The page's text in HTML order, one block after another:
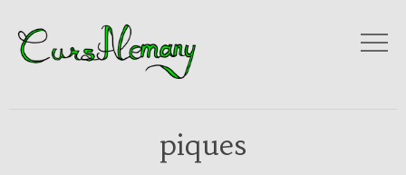
piques